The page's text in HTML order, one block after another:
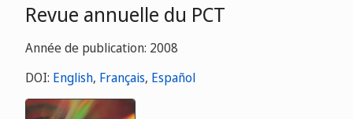
Revue annuelle du PCT
Année de publication: 2008
DOI: English, Français, Español